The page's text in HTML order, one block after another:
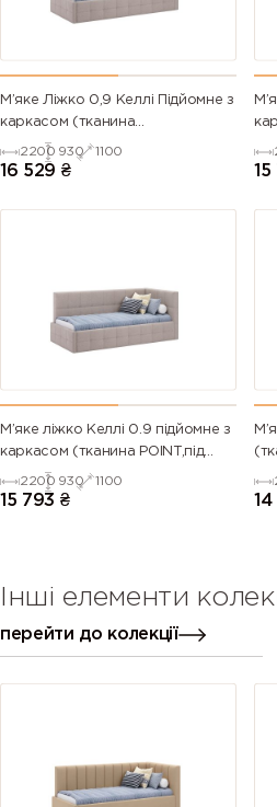
М’яке Ліжко 0,9 Келлі Підйомне з
каркасом (тканина
SYMPHONY,під замовлення)
2200 930 1100
16 529 ₴ 15
М’яке ліжко Келлі 0.9 підйомне з
каркасом (тканина POINT,під
замовлення)
2200 930 1100
15 793 ₴
Інші елементи
перейти до колекції